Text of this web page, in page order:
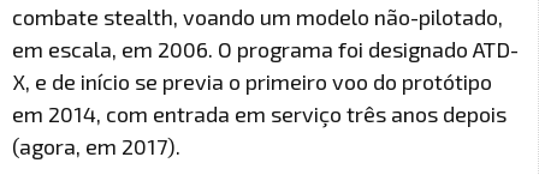
combate stealth, voando um modelo não-pilotado,
em escala, em 2006. O programa foi designado ATD-
X, e de início se previa o primeiro voo do protótipo
em 2014, com entrada em serviço três anos depois
(agora, em 2017).